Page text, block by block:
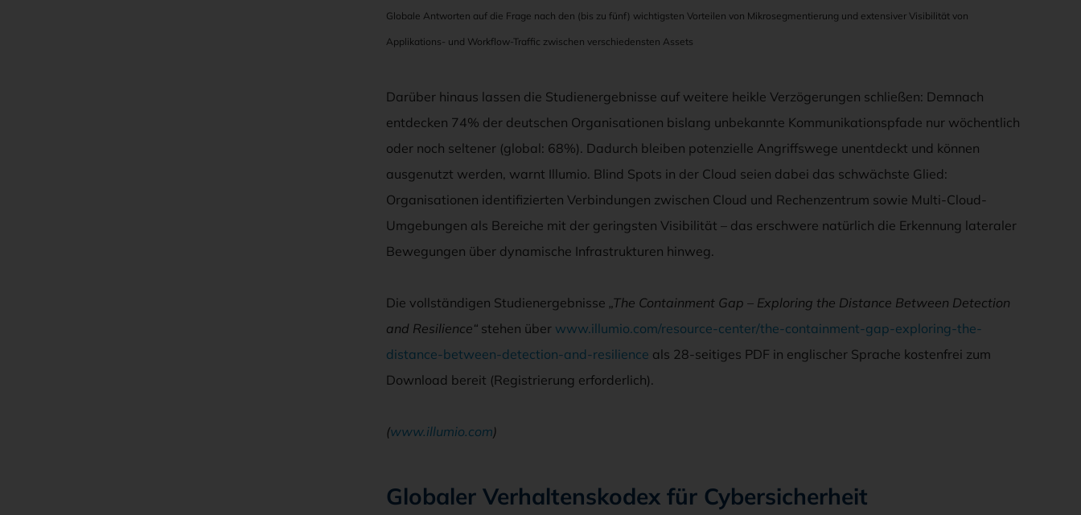
Globale Antworten auf die Frage nach den (bis zu fünf) wichtigsten Vorteilen von Mikrosegmentierung und extensiver Visibilität von
Applikations- und Workflow-Traffic zwischen verschiedensten Assets
Darüber hinaus lassen die Studienergebnisse auf weitere heikle Verzögerungen schließen: Demnach
entdecken 74% der deutschen Organisationen bislang unbekannte Kommunikationspfade nur wöchentlich
oder noch seltener (global: 68%). Dadurch bleiben potenzielle Angriffswege unentdeckt und können
ausgenutzt werden, warnt Illumio. Blind Spots in der Cloud seien dabei das schwächste Glied:
Organisationen identifizierten Verbindungen zwischen Cloud und Rechenzentrum sowie Multi-Cloud-
Umgebungen als Bereiche mit der geringsten Visibilität – das erschwere natürlich die Erkennung lateraler
Bewegungen über dynamische Infrastrukturen hinweg.
Die vollständigen Studienergebnisse „The Containment Gap – Exploring the Distance Between Detection
and Resilience“ stehen über www.illumio.com/resource-center/the-containment-gap-exploring-the-
distance-between-detection-and-resilience als 28-seitiges PDF in englischer Sprache kostenfrei zum
Download bereit (Registrierung erforderlich).
(www.illumio.com)
Globaler Verhaltenskodex für Cybersicherheit